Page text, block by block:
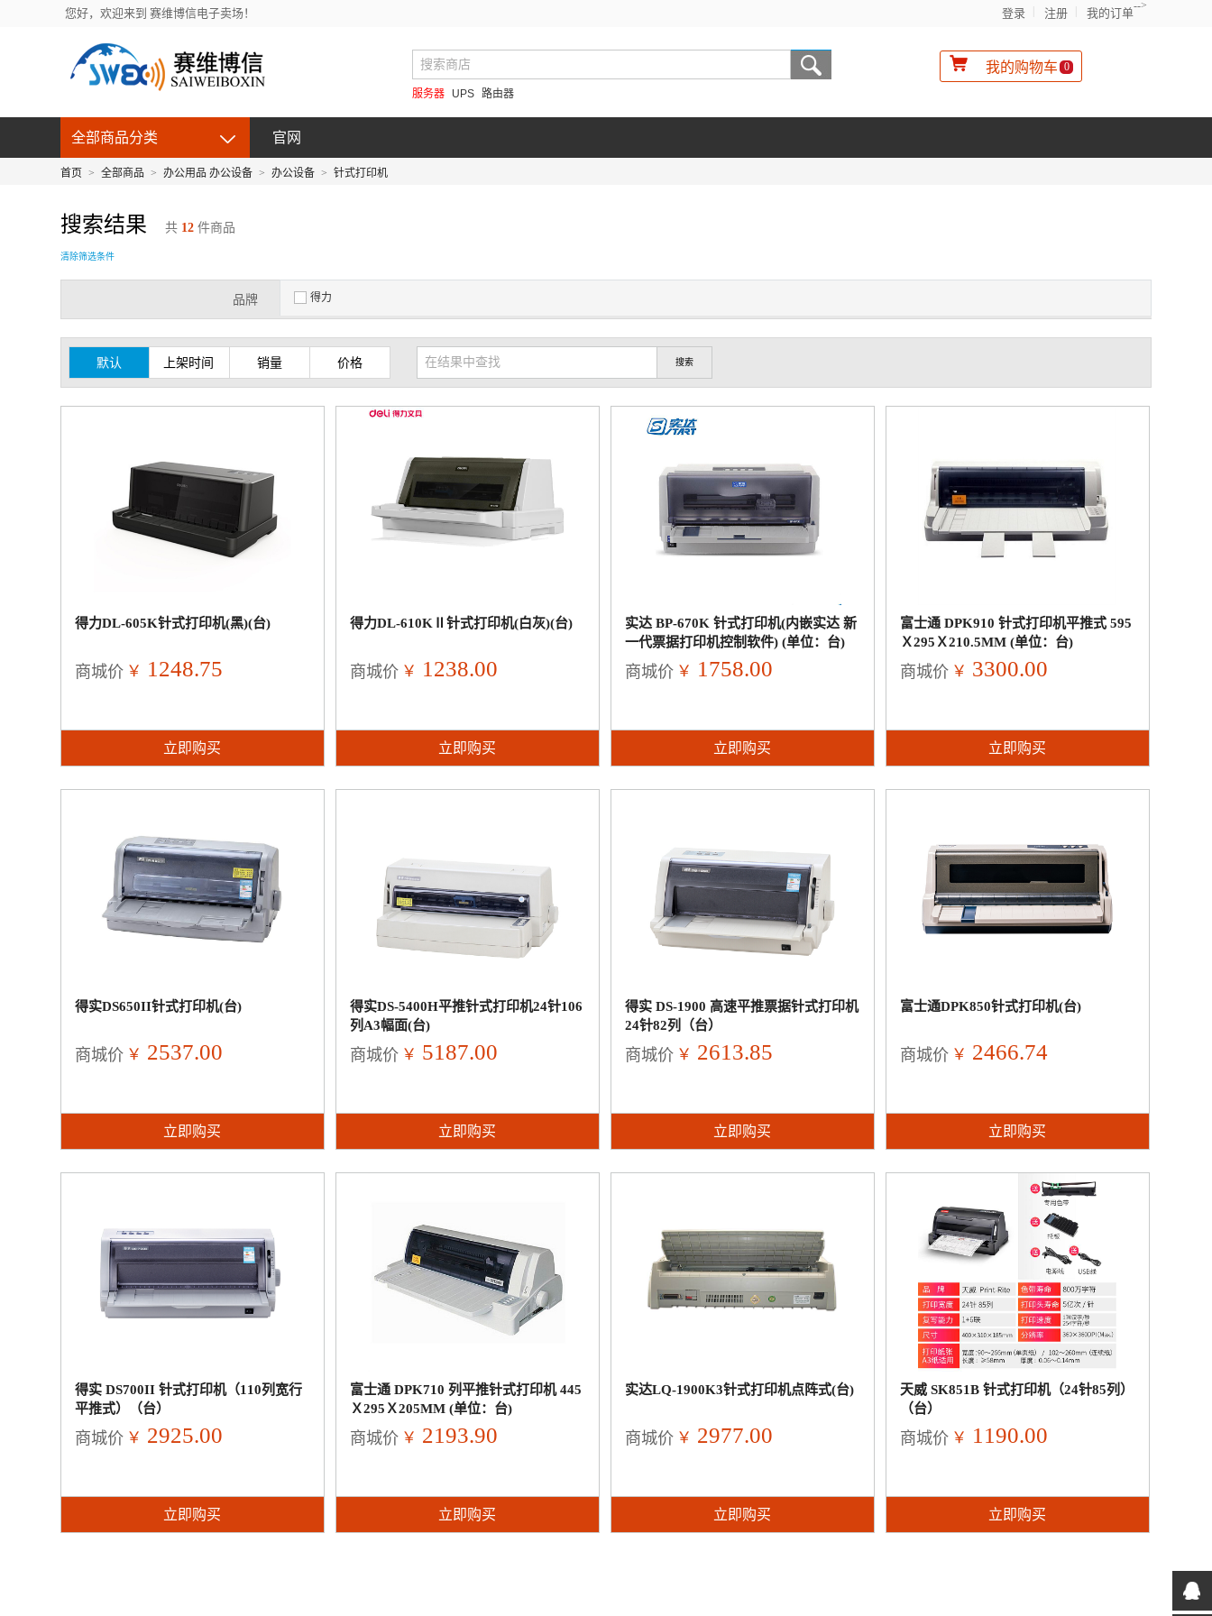
您好，欢迎来到 赛维博信电子卖场！
-->
登录 注册 我的订单
服务器 UPS 路由器
我的购物车 0
全部商品分类 官网
首页 > 全部商品 > 办公用品 办公设备 > 办公设备 > 针式打印机
搜索结果 共 12 件商品
清除筛选条件
品牌 得力
默认 上架时间 销量 价格 搜索
得力DL-605K针式打印机(黑)(台)
商城价 ￥ 1248.75
立即购买
得力DL-610KⅡ针式打印机(白灰)(台)
商城价 ￥ 1238.00
立即购买
实达 BP-670K 针式打印机(内嵌实达 新
一代票据打印机控制软件) (单位：台)
商城价 ￥ 1758.00
立即购买
富士通 DPK910 针式打印机平推式 595
Ｘ295Ｘ210.5MM (单位：台)
商城价 ￥ 3300.00
立即购买
得实DS650II针式打印机(台)
商城价 ￥ 2537.00
立即购买
得实DS-5400H平推针式打印机24针106
列A3幅面(台)
商城价 ￥ 5187.00
立即购买
得实 DS-1900 高速平推票据针式打印机
24针82列（台）
商城价 ￥ 2613.85
立即购买
富士通DPK850针式打印机(台)
商城价 ￥ 2466.74
立即购买
得实 DS700II 针式打印机（110列宽行
平推式）（台）
商城价 ￥ 2925.00
立即购买
富士通 DPK710 列平推针式打印机 445
Ｘ295Ｘ205MM (单位：台)
商城价 ￥ 2193.90
立即购买
实达LQ-1900K3针式打印机点阵式(台)
商城价 ￥ 2977.00
立即购买
天威 SK851B 针式打印机（24针85列）
（台）
商城价 ￥ 1190.00
立即购买